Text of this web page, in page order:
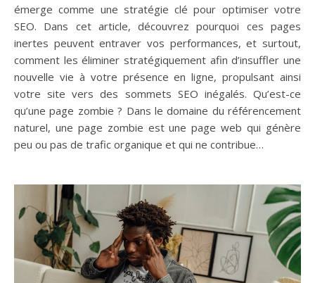
émerge comme une stratégie clé pour optimiser votre
SEO. Dans cet article, découvrez pourquoi ces pages
inertes peuvent entraver vos performances, et surtout,
comment les éliminer stratégiquement afin d’insuffler une
nouvelle vie à votre présence en ligne, propulsant ainsi
votre site vers des sommets SEO inégalés. Qu’est-ce
qu’une page zombie ? Dans le domaine du référencement
naturel, une page zombie est une page web qui génère
peu ou pas de trafic organique et qui ne contribue…